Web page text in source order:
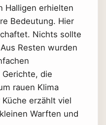
Halligen erhielten
Bedeutung. Hier
Nichts sollte
Resten wurden
die
rauen Klima
erzählt viel
Warften und